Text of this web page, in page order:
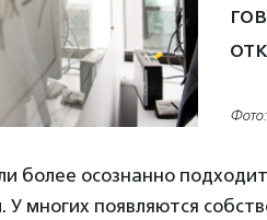
более осознанно
У многих появляются